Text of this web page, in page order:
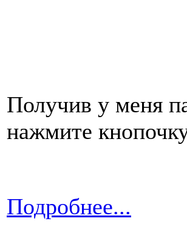
Получив у меня
нажмите
Подробнее...